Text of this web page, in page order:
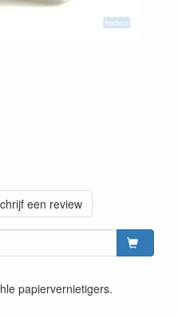
een review
papiervernietigers.